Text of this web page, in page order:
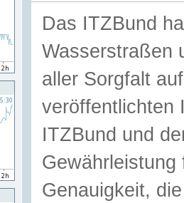
Das ITZBund
Wasserstraßen
aller Sorgfalt
veröffentlichten
ITZBund und
Genauigkeit,